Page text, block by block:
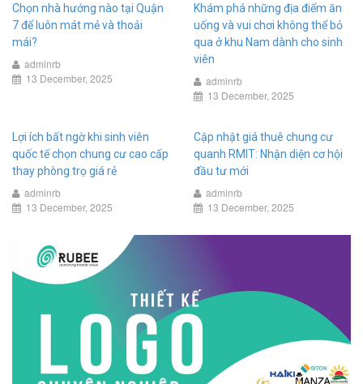
Chọn nhà hướng nào tại Quận
7 để luôn mát mẻ và thoải
mái?
adminrb
13 December, 2025
Khám phá những địa điểm ăn
uống và vui chơi không thể bỏ
qua ở khu Nam dành cho sinh
viên
adminrb
13 December, 2025
Lợi ích bất ngờ khi sinh viên
quốc tế chọn chung cư cao cấp
thay phòng trọ giá rẻ
adminrb
13 December, 2025
Cập nhật giá thuê chung cư
quanh RMIT: Nhận diện cơ hội
đầu tư mới
adminrb
13 December, 2025